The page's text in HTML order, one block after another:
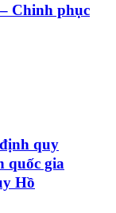
Chinh phục
quy
quốc gia
Hồ